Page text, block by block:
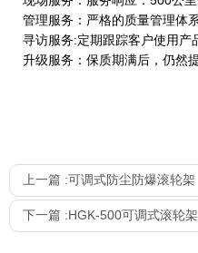
管理服务：严格的质量管理体
寻访服务:定期跟踪客户使用产
升级服务：保质期满后，仍然
上一篇 :可调式防尘防爆滚轮架
下一篇 :HGK-500可调式滚轮架